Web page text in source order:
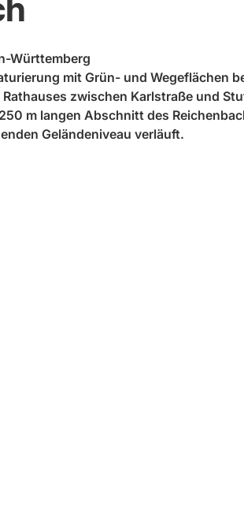
Württemberg
mit Grün- und Wegeflächen
zwischen Karlstraße und
m langen Abschnitt des
Geländeniveau verläuft.